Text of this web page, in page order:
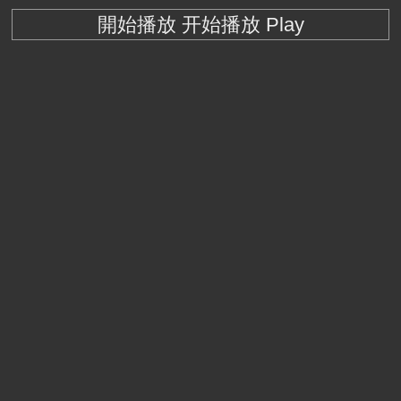
開始播放 开始播放 Play